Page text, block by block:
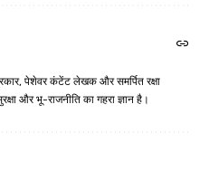
पेशेवर कंटेंट लेखक और समर्पित रक्षा
और भू-राजनीति का गहरा ज्ञान है।